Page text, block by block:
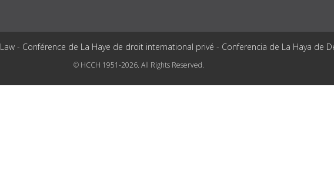
- Conférence de La Haye de droit international privé - Conferencia de La Haya de
© HCCH 1951-2026. All Rights Reserved.